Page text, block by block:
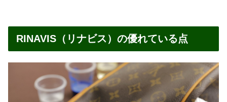
RINAVIS（リナビス）の優れている点